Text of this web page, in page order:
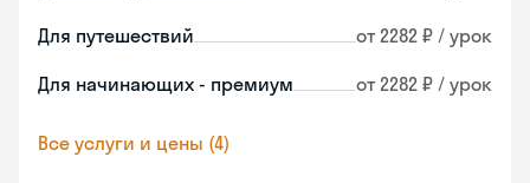
Для путешествий от 2282 ₽ / урок
Для начинающих - премиум от 2282 ₽ / урок
Все услуги и цены (4)